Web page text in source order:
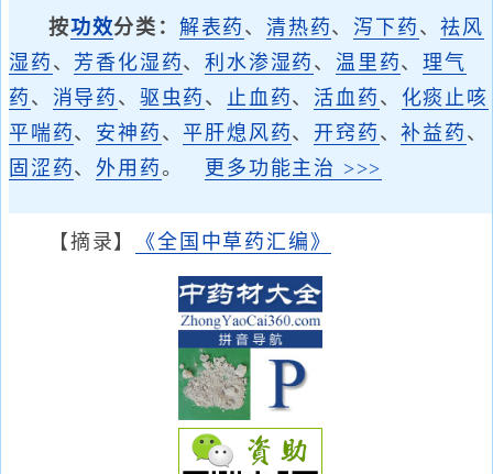
按功效分类： 解表药 、清热药、 泻下药 、祛风
湿药 、 芳香化湿药、利水渗湿药 、温里药、理气
药 、 消导药 、 驱虫药 、 止血药、 活血药 、 化痰止咳
平喘药、 安神药 、 平肝熄风药、 开窍药 、补益药 、
固涩药、外用药。 更多功能主治 >>>
【摘录】 《全国中草药汇编》